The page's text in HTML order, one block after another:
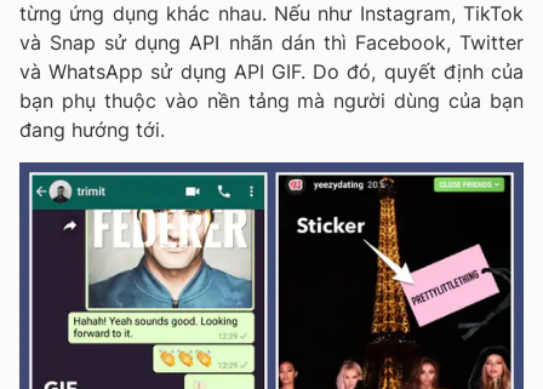
từng ứng dụng khác nhau. Nếu như Instagram, TikTok
và Snap sử dụng API nhãn dán thì Facebook, Twitter
và WhatsApp sử dụng API GIF. Do đó, quyết định của
bạn phụ thuộc vào nền tảng mà người dùng của bạn
đang hướng tới.